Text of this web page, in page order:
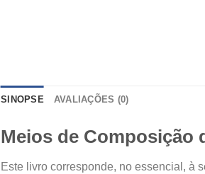
SINOPSE AVALIAÇÕES (0)
Meios de Composição
Este livro corresponde, no essencial, à